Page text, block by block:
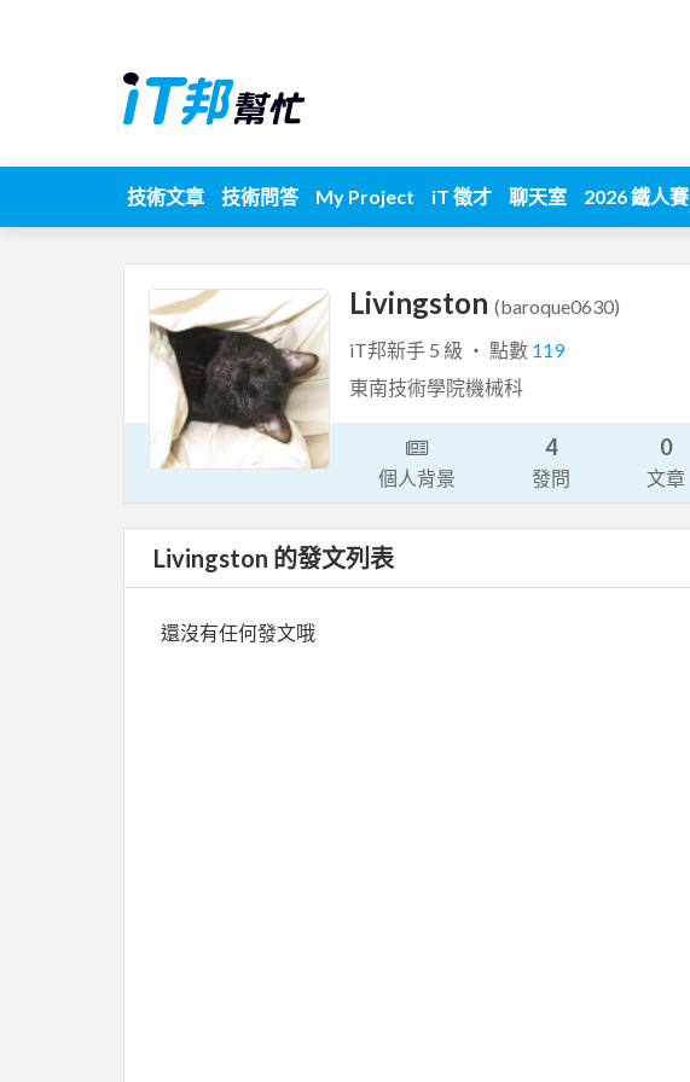
技術文章 技術問答 My Project iT 徵才 聊天室 2026 鐵人賽
Livingston (baroque0630)
iT邦新手 5 級 ‧ 點數 119
東南技術學院機械科
個人背景
4
發問
0
文章
Livingston 的發文列表
還沒有任何發文哦